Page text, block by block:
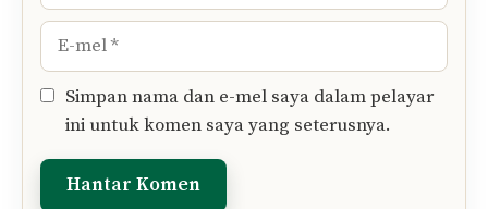
Tinggalkan Komen Anda..
Komen